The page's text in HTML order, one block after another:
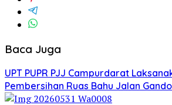
Baca Juga
UPT PUPR PJJ Campurdarat
Pembersihan Ruas Bahu Jalan